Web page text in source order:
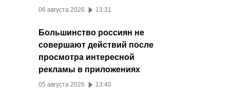
06 августа 2026 13:31
Большинство россиян не
совершают действий после
просмотра интересной
рекламы в приложениях
05 августа 2026 13:40